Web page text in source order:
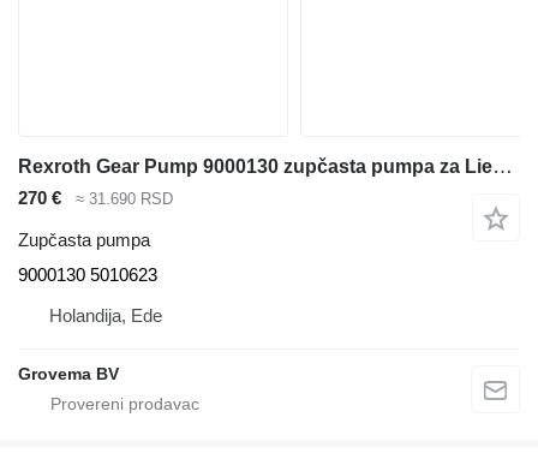
Rexroth Gear Pump 9000130 zupčasta pumpa za Liebherr A904C Li/R904/A904C Li EDC/R904C/A900C Li /R900C Li bagera
270 € ≈ 31.690 RSD
Zupčasta pumpa
9000130 5010623
Holandija, Ede
Grovema BV